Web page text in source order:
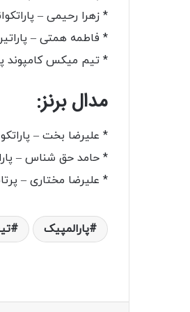
* زهرا رحیمی –
* فاطمه همتی –
* تیم میکس کامپوند
مدال برنز:
* علیرضا بخت –
* حامد حق شناس –
* علیرضا مختاری –
پارالمپیک